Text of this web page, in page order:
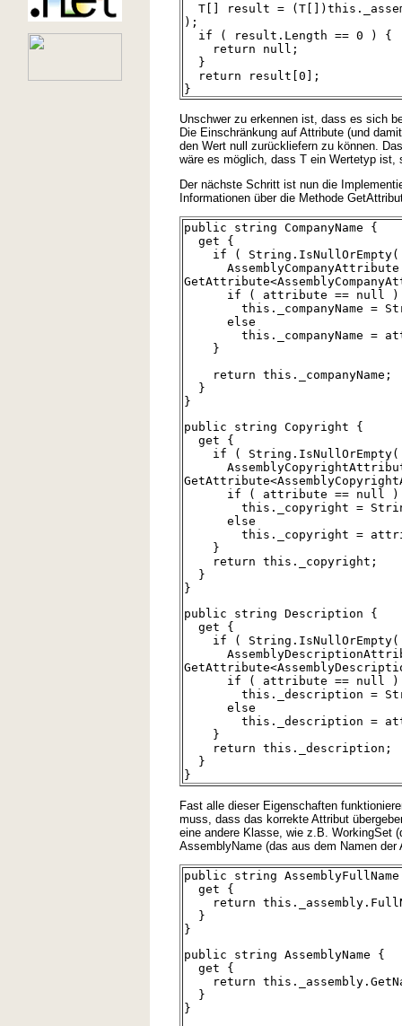
T[] result =
);
if ( result.Length == 0 ) {
return null;
}
return result[0];
}
Unschwer zu erkennen ist, dass es sich
Die Einschränkung auf Attribute (und
den Wert null zurückliefern zu können.
wäre es möglich, dass T ein Wertetyp
Der nächste Schritt ist nun die
Informationen über die Methode
public string CompanyName {
get {
if ( String.IsNullOrEmpty(
if ( attribute == null )
this._companyName =
else
this._companyName =
}
return this._companyName;
}
}
public string Copyright {
get {
if (
if ( attribute == null )
this._copyright =
else
this._copyright =
}
return this._copyright;
}
}
public string Description {
get {
if (
if ( attribute == null )
this._description =
else
this._description =
}
return this._description;
}
}
Fast alle dieser Eigenschaften
muss, dass das korrekte Attribut
eine andere Klasse, wie z.B. WorkingSet
AssemblyName (das aus dem Namen
public string
get {
return
}
}
public string AssemblyName {
get {
return
}
}